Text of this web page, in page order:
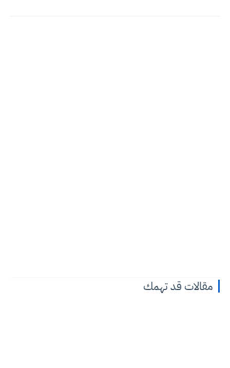
مقالات قد تهمك